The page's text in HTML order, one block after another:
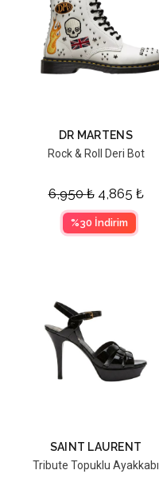
DR MARTENS
Rock & Roll Deri Bot
6,950₺ 4,865 ₺
%30 İndirim
SAINT LAURENT
Tribute Topuklu Ayakkabı